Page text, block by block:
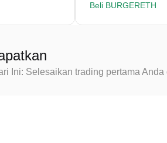
Beli BURGERETH
Ini: Selesaikan trading pertama